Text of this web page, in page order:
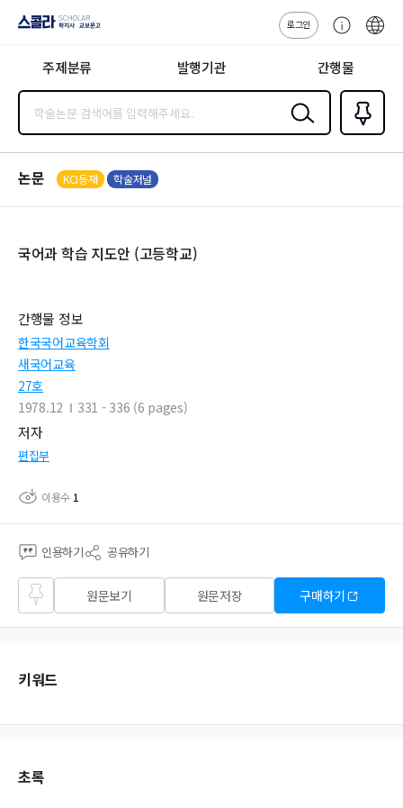
지사·교보문고
로그인
센
주제분류 발행기관 간행물
검색
즐겨찾
기0
논문 KCI등재 학술저널
국어과 학습 지도안 (고등학교)
간행물 정보
한국국어교육학회
새국어교육
27호
1978.12
331 - 336 (6 pages)
저자
편집부
이용수 1
인용하기 공유하기
즐겨
찾기
원문보기 원문저장 구매하기
키워드
초록